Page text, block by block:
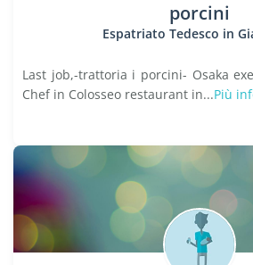
porcini
Espatriato Tedesco in
Last job,-trattoria i porcini- Osaka
Chef in Colosseo restaurant in...Più